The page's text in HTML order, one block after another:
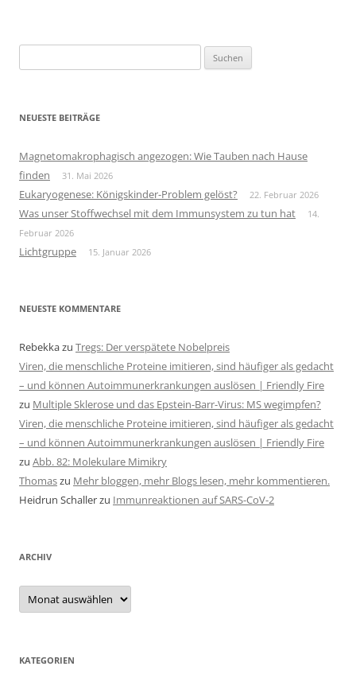
nach:
NEUESTE BEITRÄGE
Magnetomakrophagisch angezogen: Wie Tauben nach Hause
finden
31. Mai 2026
Eukaryogenese: Königskinder-Problem gelöst? 22. Februar 2026
Was unser Stoffwechsel mit dem Immunsystem zu tun hat
14.
Februar 2026
Lichtgruppe 15. Januar 2026
NEUESTE KOMMENTARE
Rebekkazu Tregs: Der verspätete Nobelpreis
Viren, die menschliche Proteine imitieren, sind häufiger als gedacht
– und können Autoimmunerkrankungen auslösen | Friendly Fire
zu Multiple Sklerose und das Epstein-Barr-Virus: MS wegimpfen?
Viren, die menschliche Proteine imitieren, sind häufiger als gedacht
– und können Autoimmunerkrankungen auslösen | Friendly Fire
zu Abb. 82: Molekulare Mimikry
Thomaszu Mehr bloggen, mehr Blogs lesen, mehr kommentieren.
Heidrun Schallerzu Immunreaktionen auf SARS-CoV-2
ARCHIV
Archiv
KATEGORIEN